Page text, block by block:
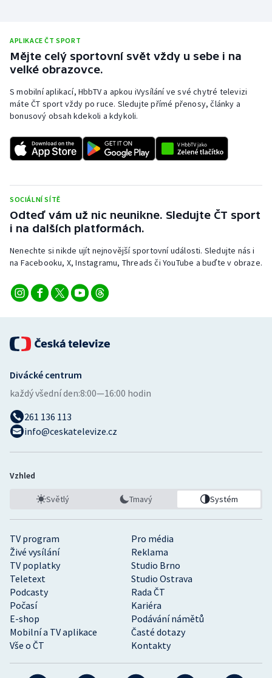
Rychlostní kanoistika
Short track
Sportovní střelba
Stolní tenis
Veslování
Vodní slalom
Volejbal
Ostatní
APLIKACE ČT SPORT
Mějte celý sportovní svět vždy u sebe i na
velké obrazovce.
S mobilní aplikací, HbbTV a apkou iVysílání ve své chytré televizi
máte ČT sport vždy po ruce. Sledujte přímé přenosy, články a
bonusový obsah kdekoli a kdykoli.
SOCIÁLNÍ SÍTĚ
Odteď vám už nic neunikne. Sledujte ČT sport
i na dalších platformách.
Nenechte si nikde ujít nejnovější sportovní události. Sledujte nás i
na Facebooku, X, Instagramu, Threads či YouTube a buďte v obraze.
TV program
Pro média
Živé vysílání
Reklama
TV poplatky
Studio Brno
Teletext
Studio Ostrava
Podcasty
Rada ČT
Počasí
Kariéra
E-shop
Podávání námětů
Mobilní a TV aplikace
Časté dotazy
Vše o ČT
Kontakty
Divácké centrum
každý všední den:8:00—16:00 hodin
261 136 113
info@ceskatelevize.cz
Vzhled
Světlý Tmavý Systém